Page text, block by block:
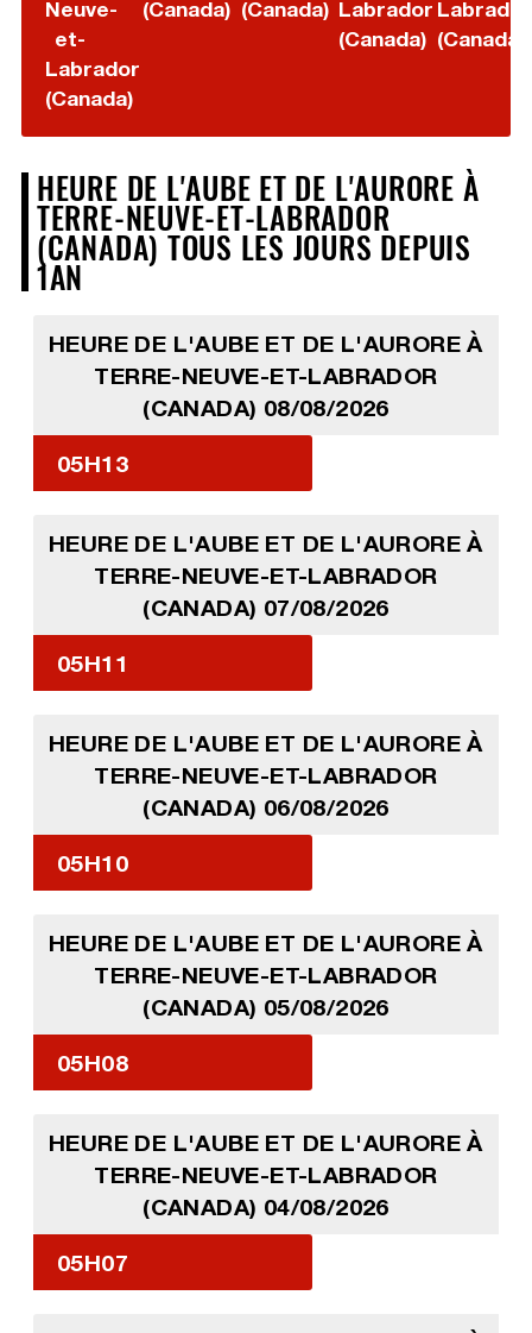
Neuve-
et-
Labrador
(Canada)
(Canada) (Canada) Labrador
(Canada)
Labrador
(Canada)
HEURE DE L'AUBE ET DE L'AURORE À
TERRE-NEUVE-ET-LABRADOR
(CANADA) TOUS LES JOURS DEPUIS
1AN
HEURE DE L'AUBE ET DE L'AURORE À
TERRE-NEUVE-ET-LABRADOR
(CANADA) 08/08/2026
05H13
HEURE DE L'AUBE ET DE L'AURORE À
TERRE-NEUVE-ET-LABRADOR
(CANADA) 07/08/2026
05H11
HEURE DE L'AUBE ET DE L'AURORE À
TERRE-NEUVE-ET-LABRADOR
(CANADA) 06/08/2026
05H10
HEURE DE L'AUBE ET DE L'AURORE À
TERRE-NEUVE-ET-LABRADOR
(CANADA) 05/08/2026
05H08
HEURE DE L'AUBE ET DE L'AURORE À
TERRE-NEUVE-ET-LABRADOR
(CANADA) 04/08/2026
05H07